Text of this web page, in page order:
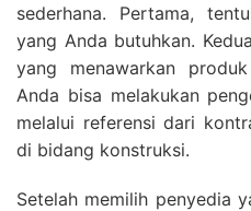
sederhana. Pertama,
yang Anda butuhkan.
yang menawarkan
Anda bisa melakukan
melalui referensi dari
di bidang konstruksi.
Setelah memilih penyedia